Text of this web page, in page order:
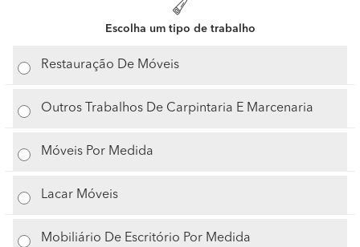
Escolha um tipo de trabalho
Restauração De Móveis
Outros Trabalhos De Carpintaria E Marcenaria
Móveis Por Medida
Lacar Móveis
Mobiliário De Escritório Por Medida